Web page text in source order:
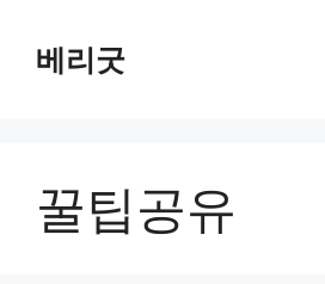
베리굿
꿀팁공유